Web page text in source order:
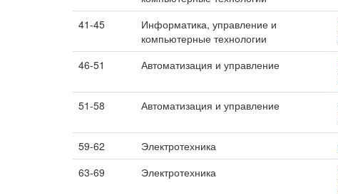
41-45
Информатика, управление и
компьютерные технологии
46-51 Автоматизация и управление
51-58
Автоматизация и управление
59-62 Электротехника
63-69
Электротехника